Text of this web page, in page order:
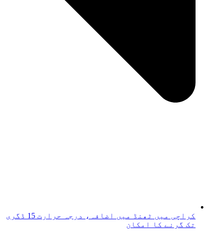
کراچی میں ٹھنڈ میں اضافہ، درجہ حرارت 15 ڈگری
تک گرنے کا امکان